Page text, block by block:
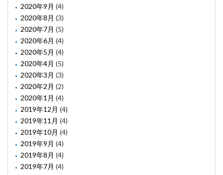
2020年9月 (4)
2020年8月 (3)
2020年7月 (5)
2020年6月 (4)
2020年5月 (4)
2020年4月 (5)
2020年3月 (3)
2020年2月 (2)
2020年1月 (4)
2019年12月 (4)
2019年11月 (4)
2019年10月 (4)
2019年9月 (4)
2019年8月 (4)
2019年7月 (4)